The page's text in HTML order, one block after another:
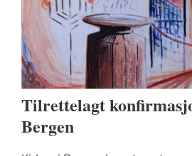
Tilrettelagt
Bergen